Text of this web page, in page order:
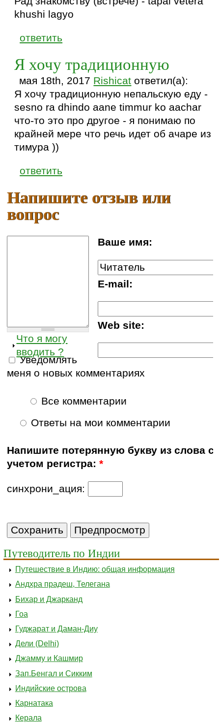
khushi lagyo
ответить
Я хочу традиционную
мая 18th, 2017 Rishicat ответил(а):
Я хочу традиционную непальскую еду -
sesno ra dhindo aane timmur ko aachar
что-то это про другое - я понимаю по
крайней мере что речь идет об ачаре из
тимура ))
ответить
Напишите отзыв или
вопрос
Ваше имя:
E-mail:
Web site:
Что я могу
вводить ?
Уведомлять
меня о новых комментариях
Все комментарии
Ответы на мои комментарии
Напишите потерянную букву из слова с
учетом регистра:*
синхрони_ация:
Путеводитель по Индии
Путешествие в Индию: общая информация
Андхра прадеш, Телегана
Бихар и Джарканд
Гоа
Гуджарат и Даман-Диу
Дели (Delhi)
Джамму и Кашмир
Зап.Бенгал и Сикким
Индийские острова
Карнатака
Керала